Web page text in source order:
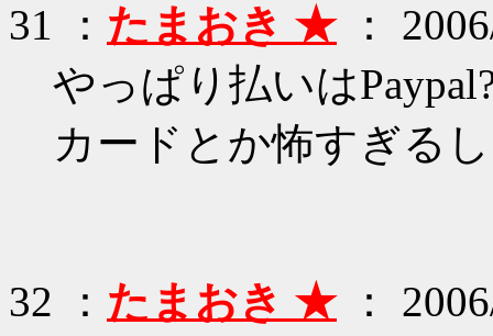
31 ： たまおき ★：
やっぱり払いは
カードとか怖すぎる
32 ： たまおき ★：